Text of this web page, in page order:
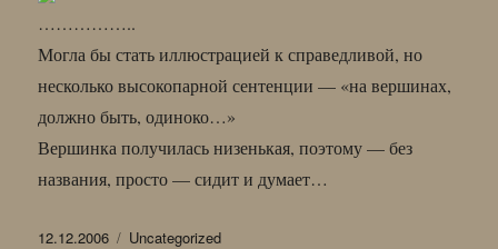
……………..
Могла бы стать иллюстрацией к справедливой, но
несколько высокопарной сентенции — «на вершинах,
должно быть, одиноко…»
Вершинка получилась низенькая, поэтому — без
названия, просто — сидит и думает…
Опубликовано
12.12.2006 Рубрики
Uncategorized